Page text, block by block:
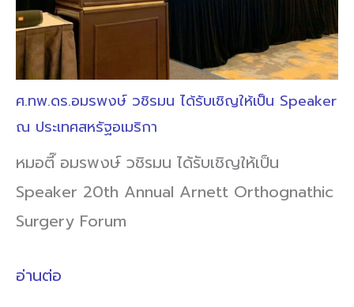
ศ.ทพ.ดร.อมรพงษ์ วชิรมน ได้รับเชิญให้เป็น Speaker
ณ ประเทศสหรัฐอเมริกา
หมอตี๊ อมรพงษ์ วชิรมน ได้รับเชิญให้เป็น
Speaker 20th Annual Arnett Orthognathic
Surgery Forum
อ่านต่อ